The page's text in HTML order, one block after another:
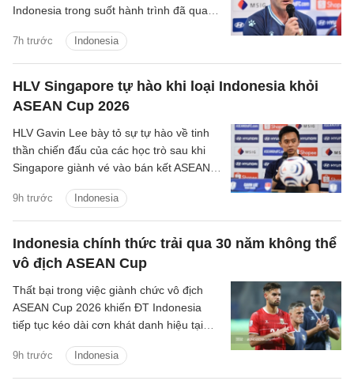
7h trước Indonesia
Indonesia trong suốt hành trình đã qua
HLV Singapore tự hào khi loại Indonesia khỏi
ASEAN Cup 2026
9h trước Indonesia
HLV Gavin Lee bày tỏ sự tự hào về tinh
thần chiến đấu của các học trò sau khi
Singapore giành vé vào bán kết ASEAN
loại ngay từ vòng bảng.
Indonesia chính thức trải qua 30 năm không thể
vô địch ASEAN Cup
9h trước Indonesia
Thất bại trong việc giành chức vô địch
ASEAN Cup 2026 khiến ĐT Indonesia
tiếp tục kéo dài cơn khát danh hiệu tại
kể từ lần đầu tiên giải được tổ chức.